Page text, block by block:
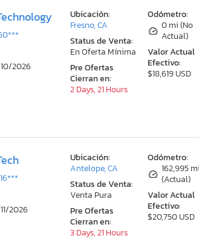
2026
Odómetro:
0 mi (No
Actual)
Valor Actual
Efectivo:
$18,619 USD
Ubicación:
Fresno, CA
Status de Venta:
En Oferta Mínima
Pre Ofertas
Cierran en:
2 Days, 21 Hours
2026
Odómetro:
162,995 mi
(Actual)
Valor Actual
Efectivo:
$20,750 USD
Ubicación:
Antelope, CA
Status de Venta:
Venta Pura
Pre Ofertas
Cierran en:
3 Days, 21 Hours